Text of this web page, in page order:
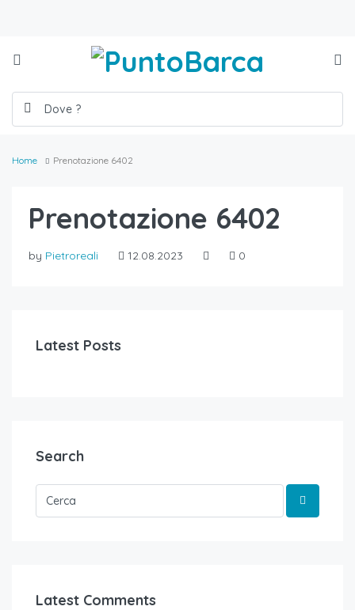
Home Prenotazione 6402
Prenotazione 6402
by Pietroreali 12.08.2023 0
Latest Posts
Search
Latest Comments